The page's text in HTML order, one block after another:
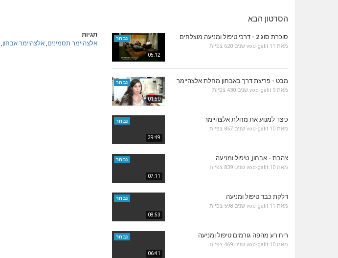
תגיות
אלצהיימר תסמינים, אלצהיימר אבחון,
הסרטון הבא
05:12
נבחר סוכרת סוג 2 - דרכי טיפול ומניעה מוצלחים
מאת vod-galit 11 שנים 620 צפיות
01:50
נבחר מבט - פריצת דרך באבחון מחלת אלצהיימר
מאת vod-galit 9 שנים 430 צפיות
39:49
נבחר כיצד למנוע את מחלת אלצהיימר
מאת vod-galit 10 שנים 857 צפיות
07:11
נבחר צהבת - אבחון, טיפול ומניעה
מאת vod-galit 10 שנים 839 צפיות
08:53
נבחר דלקת כבד טיפול ומניעה
מאת vod-galit 11 שנים 598 צפיות
06:41
נבחר ריח רע מהפה גורמים טיפול ומניעה
מאת vod-galit 10 שנים 469 צפיות